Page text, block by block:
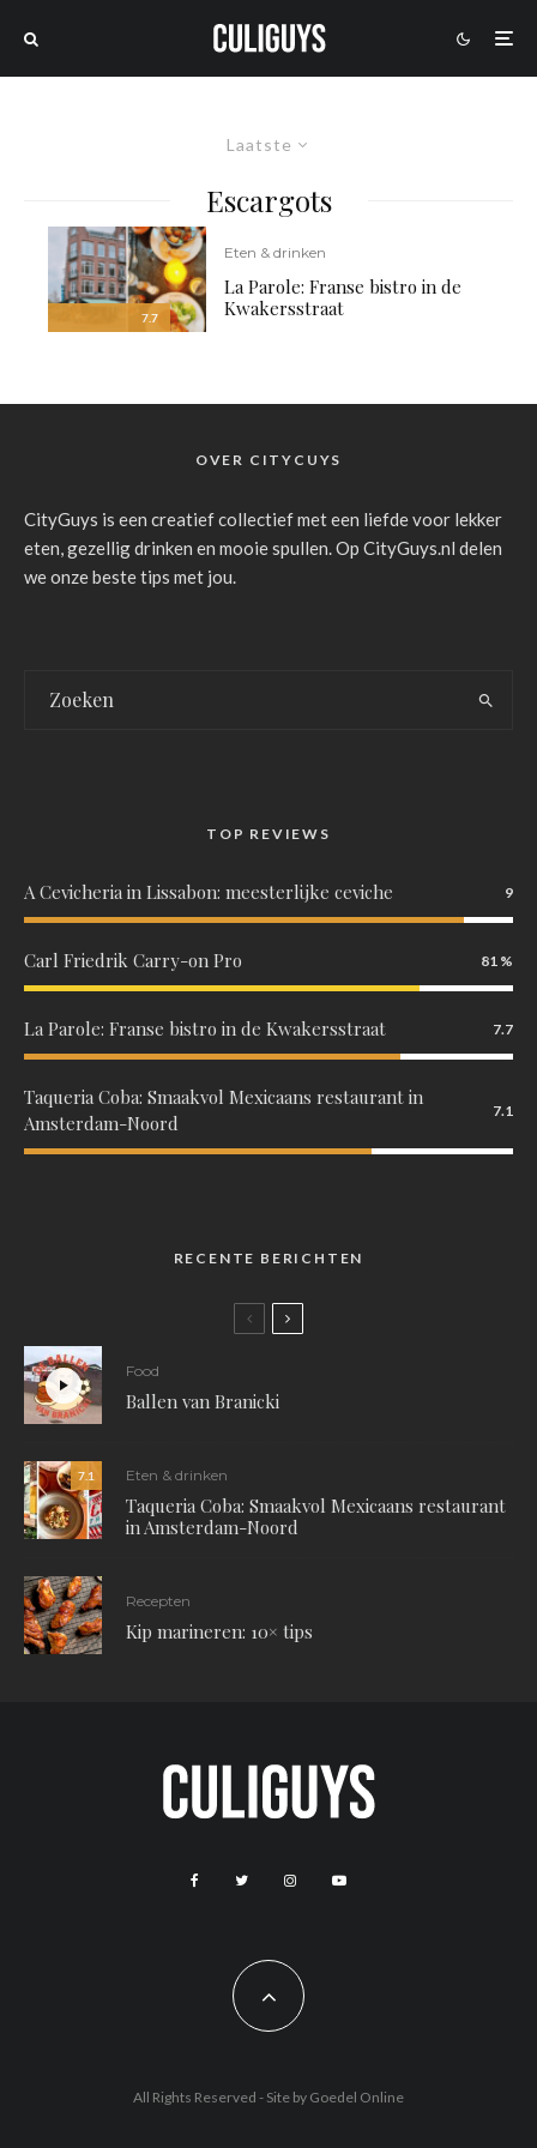
Laatste
Escargots
7.7
Eten & drinken
La Parole: Franse bistro in de
Kwakersstraat
OVER CITYCUYS
CityGuys is een creatief collectief met een liefde voor lekker
eten, gezellig drinken en mooie spullen. Op CityGuys.nl delen
we onze beste tips met jou.
TOP REVIEWS
A Cevicheria in Lissabon: meesterlijke ceviche 9
Carl Friedrik Carry-on Pro 81
La Parole: Franse bistro in de Kwakersstraat 7.7
Taqueria Coba: Smaakvol Mexicaans restaurant in
Amsterdam-Noord
7.1
RECENTE BERICHTEN
Food
Ballen van Branicki
7.1 Eten & drinken
Taqueria Coba: Smaakvol Mexicaans restaurant
in Amsterdam-Noord
Recepten
Kip marineren: 10× tips
All Rights Reserved - Site by Goedel Online